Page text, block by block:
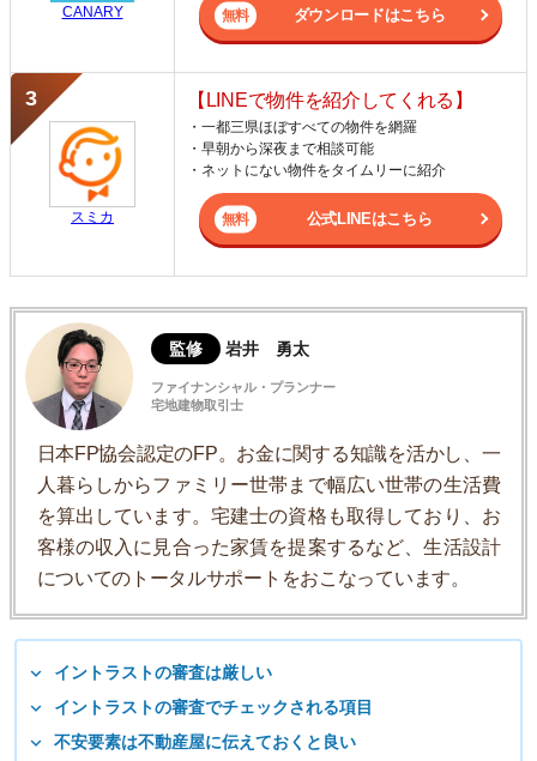
CANARY ダウンロードはこちら
スミカ
【LINEで物件を紹介してくれる】
・一都三県ほぼすべての物件を網羅
・早朝から深夜まで相談可能
・ネットにない物件をタイムリーに紹介
公式LINEはこちら
監修 岩井 勇太
ファイナンシャル・プランナー
宅地建物取引士
日本FP協会認定のFP。お金に関する知識を活かし、一
人暮らしからファミリー世帯まで幅広い世帯の生活費
を算出しています。宅建士の資格も取得しており、お
客様の収入に見合った家賃を提案するなど、生活設計
についてのトータルサポートをおこなっています。
イントラストの審査は厳しい
イントラストの審査でチェックされる項目
不安要素は不動産屋に伝えておくと良い